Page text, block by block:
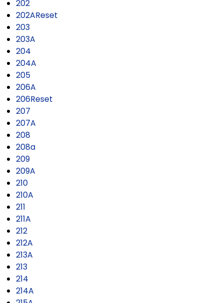
202
202AReset
203
203A
204
204A
205
206A
206Reset
207
207A
208
208a
209
209A
210
210A
211
211A
212
212A
213A
213
214
214A